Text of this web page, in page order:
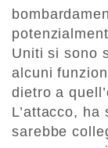
Uniti si sono
alcuni
dietro a
L’attacco,
sarebbe